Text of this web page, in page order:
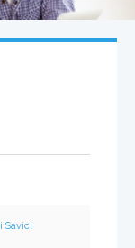
Savici